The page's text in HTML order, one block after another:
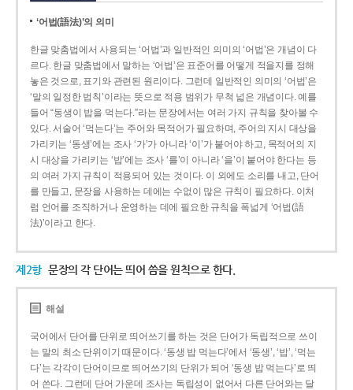
‘어법(語法)’의 의미
한글 맞춤법에서 사용되는 ‘어법’과 일반적인 의미의 ‘어법’은 개념이 다
르다. 한글 맞춤법에서 말하는 ‘어법’은 표준어를 어떻게 적을지를 정해
놓은 것으로, 표기와 관련된 원리이다. 그런데 일반적인 의미의 ‘어법’은
‘말의 일정한 법칙’이라는 뜻으로 적용 범위가 무척 넓은 개념이다. 예를
들어 “동생이 밥을 먹는다.”라는 문장에서는 여러 가지 규칙을 찾아볼 수
있다. 서술어 ‘먹는다’는 주어와 목적어가 필요하며, 주어의 지시 대상을
가리키는 ‘동생’에는 조사 ‘가’가 아니라 ‘이’가 붙어야 하고, 목적어의 지
시 대상을 가리키는 ‘밥’에는 조사 ‘를’이 아니라 ‘을’이 붙어야 한다는 등
의 여러 가지 규칙이 적용되어 있는 것이다. 이 외에도 소리를 내고, 단어
를 만들고, 문장을 사용하는 데에는 수없이 많은 규칙이 필요하다. 이처
럼 언어를 조직하거나 운영하는 데에 필요한 규칙을 폭넓게 ‘어법(語
法)’이라고 한다.
제2항 문장의 각 단어는 띄어 씀을 원칙으로 한다.
해설
국어에서 단어를 단위로 띄어쓰기를 하는 것은 단어가 독립적으로 쓰이
는 말의 최소 단위이기 때문이다. ‘동생 밥 먹는다’에서 ‘동생’, ‘밥’, ‘먹는
다’는 각각이 단어이므로 띄어쓰기의 단위가 되어 ‘동생 밥 먹는다’로 띄
어 쓴다. 그런데 단어 가운데 조사는 독립성이 없어서 다른 단어와는 달